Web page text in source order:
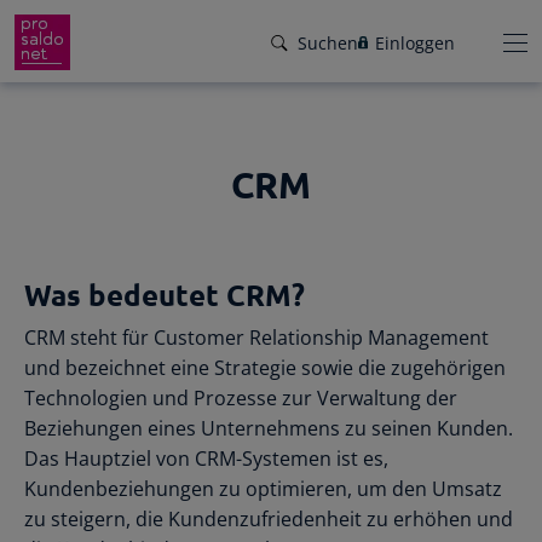
Videos bis zu persönlichem Support per E-
Mail, Telefon oder Live-Chat.
Unser Hilfeangebot
Rechnungen schreiben
Rechnungen im Handumdrehen
Branchen
Service
Gründer-Paket
Rückenwind für den Weg in die
Selbstständigkeit: ProSaldo.net für
Für Steuerberater
Effiziente Zusammenarbeit
Facebook
Instagram
LinkedIn
YouTube
Suchen Einloggen
CRM
Was bedeutet CRM?
CRM steht für Customer Relationship Management
und bezeichnet eine Strategie sowie die zugehörigen
Technologien und Prozesse zur Verwaltung der
Beziehungen eines Unternehmens zu seinen Kunden.
Das Hauptziel von CRM-Systemen ist es,
Kundenbeziehungen zu optimieren, um den Umsatz
zu steigern, die Kundenzufriedenheit zu erhöhen und